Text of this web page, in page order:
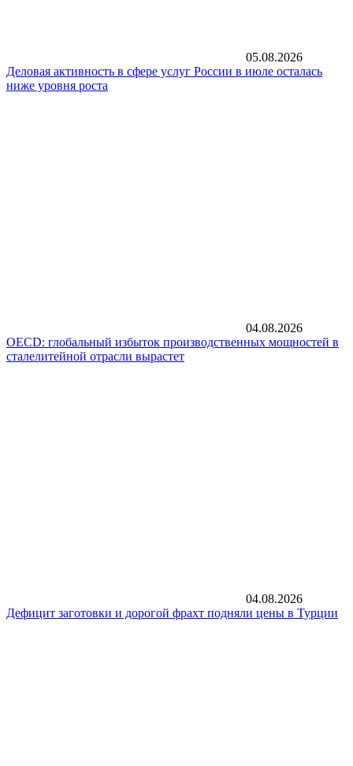
05.08.2026
Деловая активность в сфере услуг России в июле осталась
ниже уровня роста
04.08.2026
OECD: глобальный избыток производственных мощностей в
сталелитейной отрасли вырастет
04.08.2026
Дефицит заготовки и дорогой фрахт подняли цены в Турции